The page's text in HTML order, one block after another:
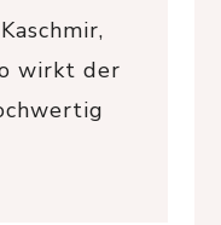
wirkt der